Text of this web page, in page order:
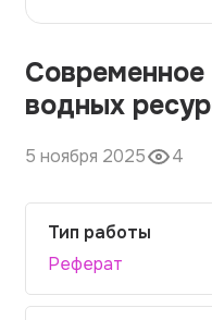
О сервисе
О компании
Наши гарантии
Порядок оплаты
Вопросы и ответы
Отзывы
Контакты
Современное
водных
5 ноября 2025 4
Тип работы
Реферат